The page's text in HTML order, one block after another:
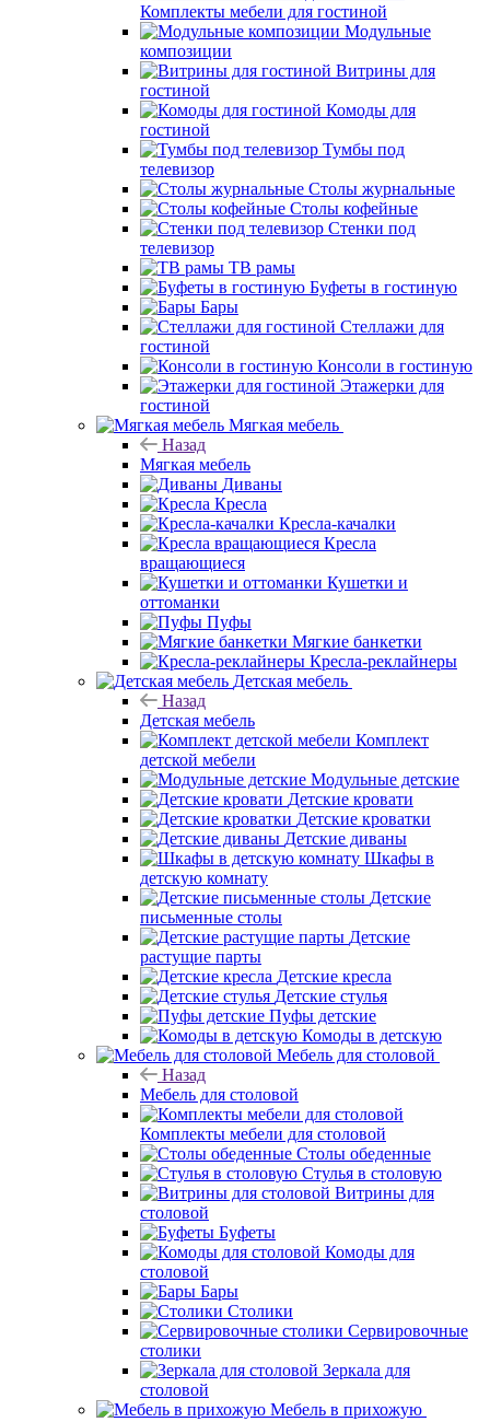
Комплекты мебели для гостиной
Модульные
композиции
Витрины для
гостиной
Комоды для
гостиной
Тумбы под
телевизор
Столы журнальные
Столы кофейные
Стенки под
телевизор
ТВ рамы
Буфеты в гостиную
Бары
Стеллажи для
гостиной
Консоли в гостиную
Этажерки для
гостиной
Мягкая мебель
Назад
Мягкая мебель
Диваны
Кресла
Кресла-качалки
Кресла
вращающиеся
Кушетки и
оттоманки
Пуфы
Мягкие банкетки
Кресла-реклайнеры
Детская мебель
Назад
Детская мебель
Комплект
детской мебели
Модульные детские
Детские кровати
Детские кроватки
Детские диваны
Шкафы в
детскую комнату
Детские
письменные столы
Детские
растущие парты
Детские кресла
Детские стулья
Пуфы детские
Комоды в детскую
Мебель для столовой
Назад
Мебель для столовой
Комплекты мебели для столовой
Столы обеденные
Стулья в столовую
Витрины для
столовой
Буфеты
Комоды для
столовой
Бары
Столики
Сервировочные
столики
Зеркала для
столовой
Мебель в прихожую